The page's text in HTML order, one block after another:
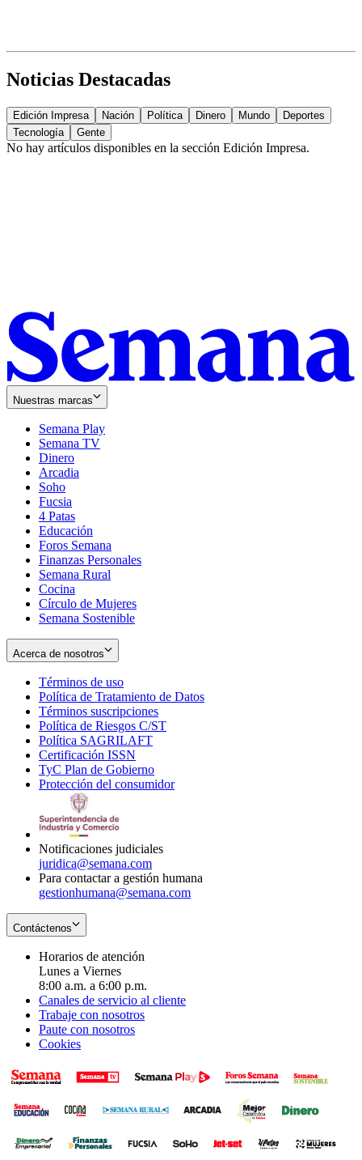
Noticias Destacadas
Edición Impresa Nación Política Dinero Mundo
Deportes
Tecnología
Gente
No hay artículos disponibles en la sección Edición Impresa.
Nuestras marcas
Semana Play
Semana TV
Dinero
Arcadia
Soho
in
new
window
Fucsia
in
new
window
4 Patas
Educación
Foros Semana
Finanzas Personales
Semana Rural
Cocina
Círculo de Mujeres
Semana Sostenible
Acerca de nosotros
Términos de uso
in
new
window
Política de Tratamiento de Datos
Términos suscripciones
in
Política de Riesgos C/ST
Política SAGRILAFT
new
window
Certificación ISSN
in
new
TyC Plan de Gobierno
in
Protección del consumidorOpens
Notificaciones judiciales
juridica@semana.com
Para contactar a gestión humana
gestionhumana@semana.com
Contáctenos
Horarios de atención
Lunes a Viernes
8:00 a.m. a 6:00 p.m.
Canales de servicio al cliente
Trabaje con nosotros
Paute con nosotros
Cookies